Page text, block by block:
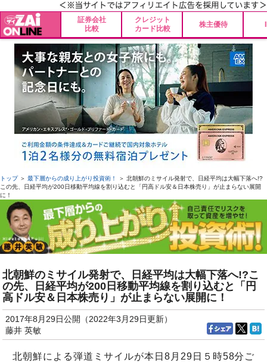
証券会社
比較
クレジット
カード比較
株主優待
トップ＞ 最下層からの成り上がり投資術！
＞ 北朝鮮のミサイル発射で、日経平均は大幅下落へ!?
この先、日経平均が200日移動平均線を割り込むと「円高ドル安＆日本株売り」が止まらない展開
に！
北朝鮮のミサイル発射で、日経平均は大幅下落へ!?こ
の先、日経平均が200日移動平均線を割り込むと「円
高ドル安＆日本株売り」が止まらない展開に！
2017年8月29日公開（2022年3月29日更新）
藤井 英敏
北朝鮮による弾道ミサイルが本日8月29日５時58分ご